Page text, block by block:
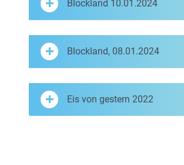
Blockland 10.01.2024
Blockland, 08.01.2024
Eis von gestern 2022